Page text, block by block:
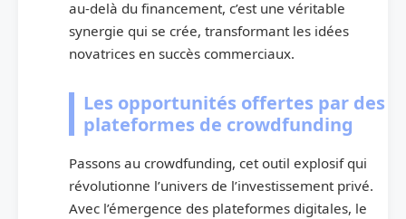
au-delà du financement, c’est une véritable
synergie qui se crée, transformant les idées
novatrices en succès commerciaux.
Les opportunités offertes par des
plateformes de crowdfunding
Passons au crowdfunding, cet outil explosif qui
révolutionne l’univers de l’investissement privé.
Avec l’émergence des plateformes digitales, le